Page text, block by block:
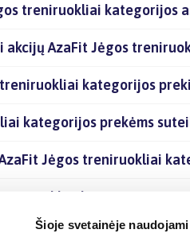
Šioje svetainėje
treniruokliai kategorijos
akcijų AzaFit Jėgos
kategorijos
kategorijos prekėms
Jėgos treniruokliai
kategorijoje